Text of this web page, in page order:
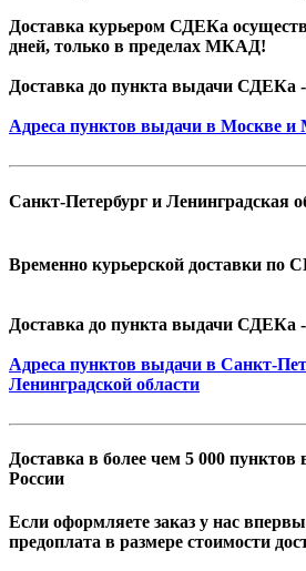
Доставка курьером СДЕКа
дней, только в пределах МКАД!
Доставка до пункта выдачи СДЕКа -
Адреса пунктов выдачи в Москве и
Санкт-Петербург и Ленинградская
Временно курьерской доставки по
Доставка до пункта выдачи СДЕКа -
Адреса пунктов выдачи в Санкт-
Ленинградской области
Доставка в более чем 5 000
России
Если оформляете заказ у нас
предоплата в размере стоимости